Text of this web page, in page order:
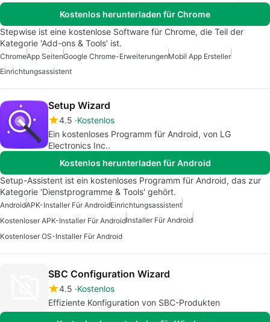
Kostenlos herunterladen für Chrome
Stepwise ist eine kostenlose Software für Chrome, die Teil der
Kategorie 'Add-ons & Tools' ist.
ChromeApp SeitenGoogle Chrome-ErweiterungenMobil App Ersteller
Einrichtungsassistent
Setup Wizard
4.5 Kostenlos
Ein kostenloses Programm für Android, von LG
Electronics Inc..
Kostenlos herunterladen für Android
Setup-Assistent ist ein kostenloses Programm für Android, das zur
Kategorie 'Dienstprogramme & Tools' gehört.
AndroidAPK-Installer Für AndroidEinrichtungsassistent
Kostenloser APK-Installer Für AndroidInstaller Für Android
Kostenloser OS-Installer Für Android
SBC Configuration Wizard
4.5 Kostenlos
Effiziente Konfiguration von SBC-Produkten